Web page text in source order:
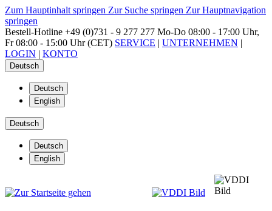
Zum Hauptinhalt springen Zur Suche springen Zur Hauptnavigation
springen
Bestell-Hotline +49 (0)731 - 9 277 277 Mo-Do 08:00 - 17:00 Uhr,
Fr 08:00 - 15:00 Uhr (CET) SERVICE | UNTERNEHMEN |
LOGIN | KONTO
Deutsch
Deutsch
English
Deutsch
Deutsch
English